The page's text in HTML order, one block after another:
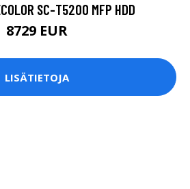
SC-T5200 MFP HDD
8729 EUR
LISÄTIETOJA